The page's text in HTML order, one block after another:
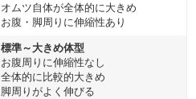
オムツ自体が全体的に大きめ
お腹・脚周りに伸縮性あり
標準～大きめ体型
お腹周りに伸縮性なし
全体的に比較的大きめ
脚周りがよく伸びる